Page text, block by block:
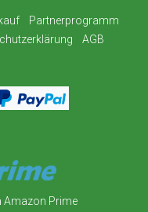
Partnerprogramm
AGB
Amazon Prime